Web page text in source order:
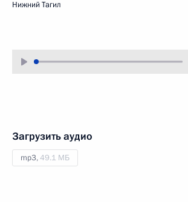
Нижний Тагил
Загрузить аудио
mp3,49.1 МБ